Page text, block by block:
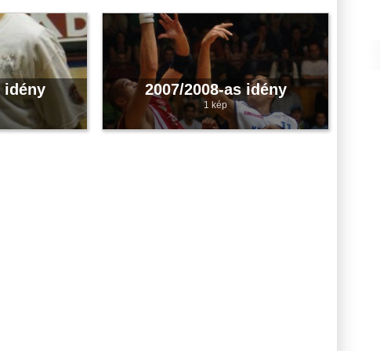
idény 2007/2008-as idény
1 kép